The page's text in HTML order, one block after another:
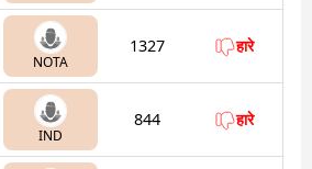
NOTA
1327 हारे
IND
844 हारे